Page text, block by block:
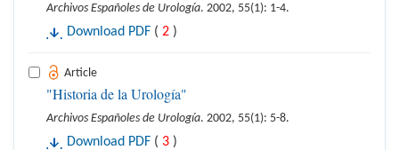
Archivos Españoles de Urología. 2002, 55(1): 1-4.
Download PDF ( 2 )
Article
"Historia de la Urología"
Archivos Españoles de Urología. 2002, 55(1): 5-8.
Download PDF ( 3 )